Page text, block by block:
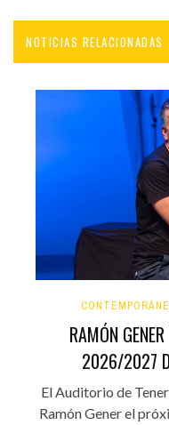
NOTICIAS RELACIONADAS
RAMÓN
2026/2027
El Auditorio de
Ramón Gener el